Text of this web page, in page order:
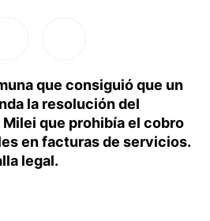
que consiguió que un
la resolución del
que prohibía el cobro
en facturas de servicios.
legal.